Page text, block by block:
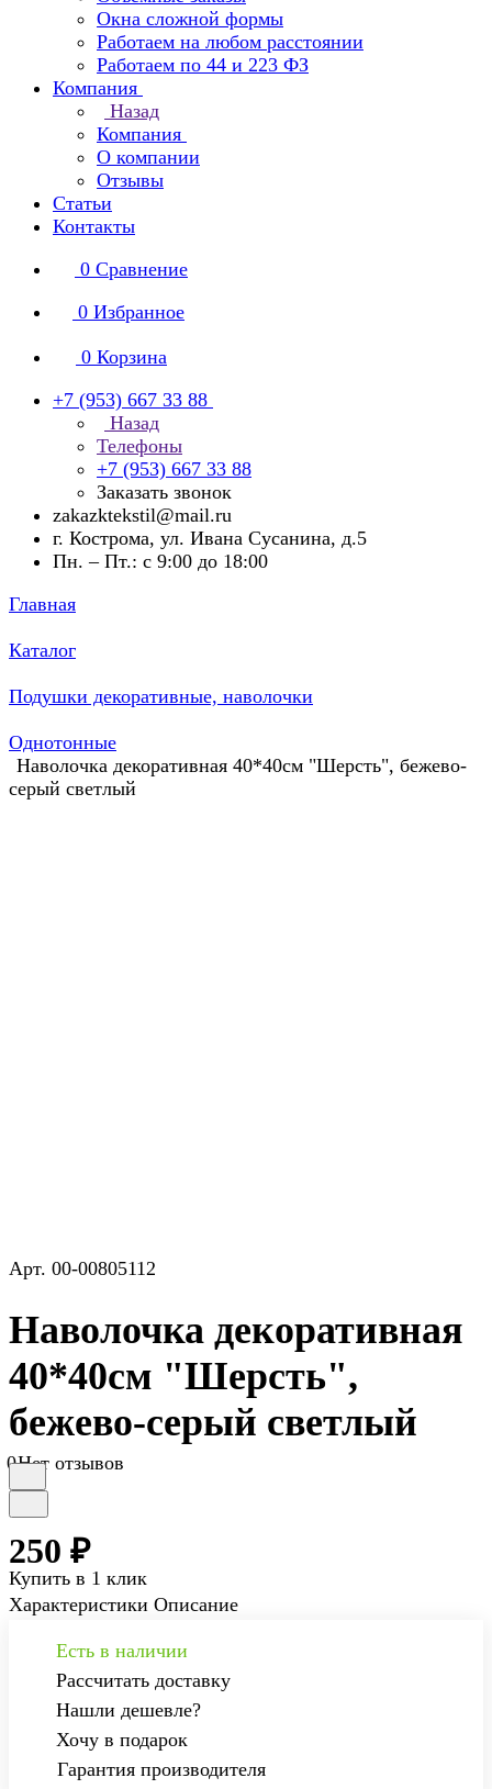
Окна сложной формы
Работаем на любом расстоянии
Работаем по 44 и 223 ФЗ
Компания
Назад
Компания
О компании
Отзывы
Статьи
Контакты
0 Сравнение
0 Избранное
0 Корзина
+7 (953) 667 33 88
Назад
Телефоны
+7 (953) 667 33 88
Заказать звонок
zakazktekstil@mail.ru
г. Кострома, ул. Ивана Сусанина, д.5
Пн. – Пт.: с 9:00 до 18:00
Главная
Каталог
Подушки декоративные, наволочки
Однотонные
Наволочка декоративная 40*40см "Шерсть", бежево-
серый светлый
Арт. 00-00805112
Наволочка декоративная
40*40см "Шерсть",
бежево-серый светлый
0Нет отзывов
250 ₽
Купить в 1 клик
Характеристики Описание
Есть в наличии
Рассчитать доставку
Нашли дешевле?
Хочу в подарок
Гарантия производителя